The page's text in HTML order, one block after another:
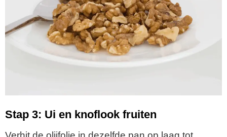
Stap 3: Ui en knoflook fruiten